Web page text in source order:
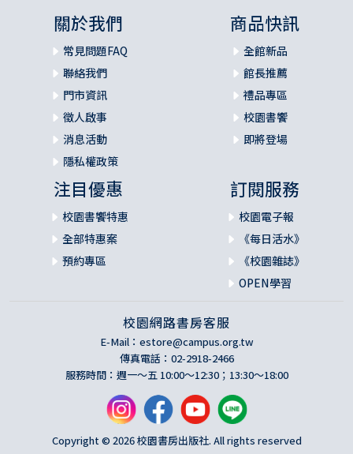
關於我們
常見問題FAQ
聯絡我們
門市資訊
徵人啟事
消息活動
隱私權政策
商品快訊
全館新品
館長推薦
禮品專區
校園書饗
即將登場
注目優惠
校園書饗特惠
全部特惠案
預約專區
訂閱服務
校園電子報
《每日活水》
《校園雜誌》
OPEN學習
校園網路書房客服
E-Mail： estore@campus.org.tw
傳真電話：02-2918-2466
服務時間：週一～五 10:00～12:30；13:30～18:00
Copyright © 2026 校園書房出版社. All rights reserved